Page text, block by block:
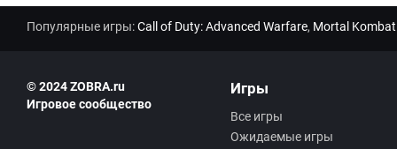
Популярные игры:Call of Duty: Advanced Warfare, Mortal
© 2024 ZOBRA.ru
Игровое сообщество
Игры
Все игры
Ожидаемые игры